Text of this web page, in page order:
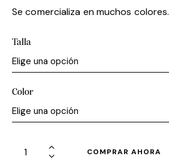
Se comercializa en muchos colores.
Talla
Color
COMPRAR AHORA